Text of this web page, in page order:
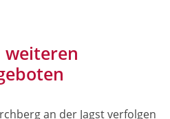
an der Jagst verfolgen